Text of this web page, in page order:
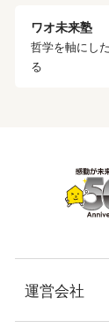
ワオ未来塾
哲学を軸にし
る
運営会社